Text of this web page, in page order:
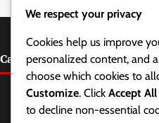
Categorias
Estratégias Defensivas na Defesa
Posicionamento dos Jogadores
We respect your privacy
Cookies help us improve
personalized content, and
choose which cookies to
Customize. Click Accept All
to decline non-essential